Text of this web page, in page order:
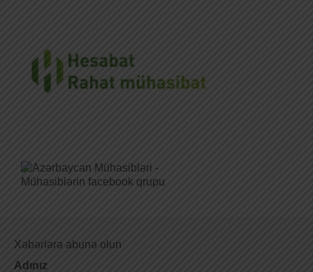
Xəbərlərə abunə olun
Adınız